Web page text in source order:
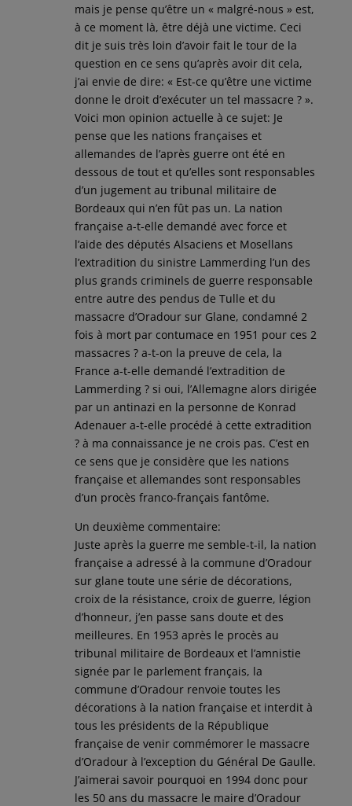
mais je pense qu’être un « malgré-nous » est,
à ce moment là, être déjà une victime. Ceci
dit je suis très loin d’avoir fait le tour de la
question en ce sens qu’après avoir dit cela,
j’ai envie de dire: « Est-ce qu’être une victime
donne le droit d’exécuter un tel massacre ? ».
Voici mon opinion actuelle à ce sujet: Je
pense que les nations françaises et
allemandes de l’après guerre ont été en
dessous de tout et qu’elles sont responsables
d’un jugement au tribunal militaire de
Bordeaux qui n’en fût pas un. La nation
française a-t-elle demandé avec force et
l’aide des députés Alsaciens et Mosellans
l’extradition du sinistre Lammerding l’un des
plus grands criminels de guerre responsable
entre autre des pendus de Tulle et du
massacre d’Oradour sur Glane, condamné 2
fois à mort par contumace en 1951 pour ces 2
massacres ? a-t-on la preuve de cela, la
France a-t-elle demandé l’extradition de
Lammerding ? si oui, l’Allemagne alors dirigée
par un antinazi en la personne de Konrad
Adenauer a-t-elle procédé à cette extradition
? à ma connaissance je ne crois pas. C’est en
ce sens que je considère que les nations
française et allemandes sont responsables
d’un procès franco-français fantôme.
Un deuxième commentaire:
Juste après la guerre me semble-t-il, la nation
française a adressé à la commune d’Oradour
sur glane toute une série de décorations,
croix de la résistance, croix de guerre, légion
d’honneur, j’en passe sans doute et des
meilleures. En 1953 après le procès au
tribunal militaire de Bordeaux et l’amnistie
signée par le parlement français, la
commune d’Oradour renvoie toutes les
décorations à la nation française et interdit à
tous les présidents de la République
française de venir commémorer le massacre
d’Oradour à l’exception du Général De Gaulle.
J’aimerai savoir pourquoi en 1994 donc pour
les 50 ans du massacre le maire d’Oradour